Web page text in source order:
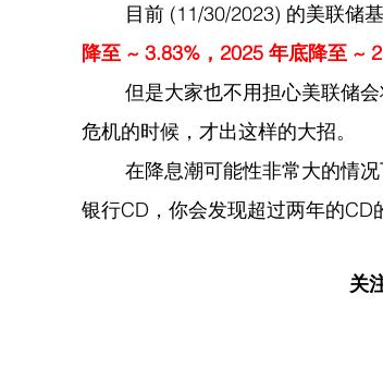
目前 (11/30/2023) 的美联
降至 ~ 3.83%，2025 年底降至 ~
危机的时候，才出这样的大招。
银行CD，你会发现超过两年的CD
关